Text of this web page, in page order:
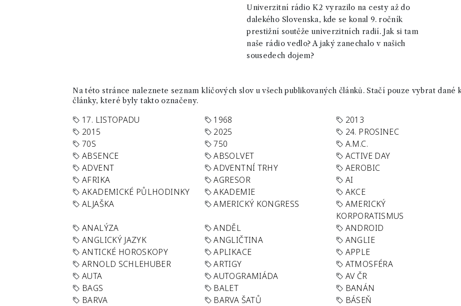
Univerzitní rádio K2 vyrazilo na cesty až do
dalekého Slovenska, kde se konal 9. ročník
prestižní soutěže univerzitních radií. Jak si tam
naše rádio vedlo? A jaký zanechalo v našich
sousedech dojem?
Na této stránce naleznete seznam klíčových slov u všech publikovaných článků. Stačí pouze vybrat dané
články, které byly takto označeny.
17. LISTOPADU 1968 2013
2015
2025 24. PROSINEC
70S
750 A.M.C.
ABSENCE
ABSOLVET ACTIVE DAY
ADVENT
ADVENTNÍ TRHY AEROBIC
AFRIKA
AGRESOR AI
AKADEMICKÉ PŮLHODINKY
AKADEMIE AKCE
ALJAŠKA
AMERICKÝ KONGRESS
AMERICKÝ
KORPORATISMUS
ANALÝZA ANDĚL ANDROID
ANGLICKÝ JAZYK
ANGLIČTINA ANGLIE
ANTICKÉ HOROSKOPY
APLIKACE APPLE
ARNOLD SCHLEHUBER
ARTIGY ATMOSFÉRA
AUTA
AUTOGRAMIÁDA AV ČR
BAGS
BALET BANÁN
BARVA
BARVA ŠATŮ BÁSEŇ